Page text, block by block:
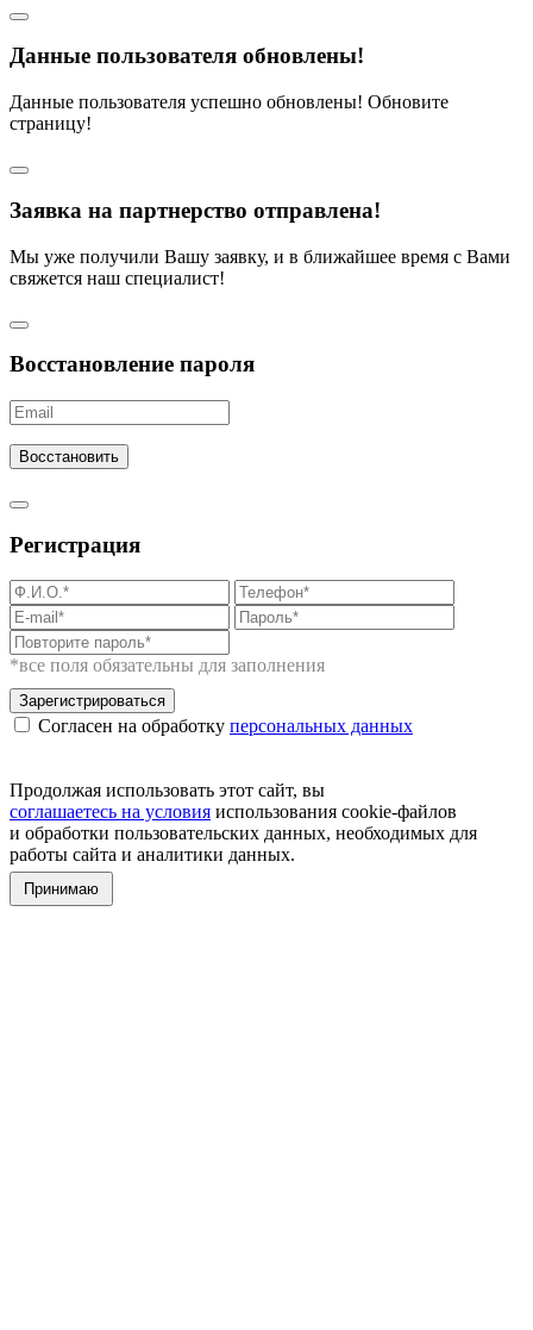
Данные пользователя обновлены!
Данные пользователя успешно обновлены! Обновите
страницу!
Заявка на партнерство отправлена!
Мы уже получили Вашу заявку, и в ближайшее время с Вами
свяжется наш специалист!
Восстановление пароля
Восстановить
Регистрация
*все поля обязательны для заполнения
Зарегистрироваться
Согласен на обработку персональных данных
Продолжая использовать этот сайт, вы
соглашаетесь на условия использования cookie-файлов
и обработки пользовательских данных, необходимых для
работы сайта и аналитики данных.
Принимаю